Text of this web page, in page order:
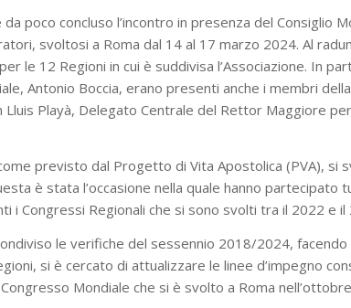
da poco concluso l’incontro in presenza del Consiglio
svoltosi a Roma dal 14 al 17 marzo 2024. Al
le 12 Regioni in cui è suddivisa l’Associazione. In
Antonio Boccia, erano presenti anche i membri
Lluis Playà, Delegato Centrale del Rettor Maggiore
previsto dal Progetto di Vita Apostolica (PVA), si
è stata l’occasione nella quale hanno partecipato
i Congressi Regionali che si sono svolti tra il 2022 e il
le verifiche del sessennio 2018/2024,
si è cercato di attualizzare le linee d’impegno
Congresso Mondiale che si è svolto a Roma